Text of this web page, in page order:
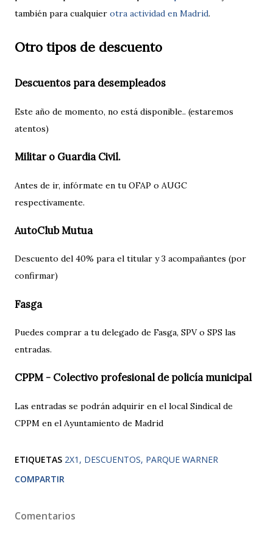
también para cualquier otra actividad en Madrid.
Otro tipos de descuento
Descuentos para desempleados
Este año de momento, no está disponible.. (estaremos
atentos)
Militar o Guardia Civil.
Antes de ir, infórmate en tu OFAP o AUGC
respectivamente.
AutoClub Mutua
Descuento del 40% para el titular y 3 acompañantes (por
confirmar)
Fasga
Puedes comprar a tu delegado de Fasga, SPV o SPS las
entradas.
CPPM - Colectivo profesional de policía municipal
Las entradas se podrán adquirir en el local Sindical de
CPPM en el Ayuntamiento de Madrid
ETIQUETAS 2X1 DESCUENTOS PARQUE WARNER
COMPARTIR
Comentarios